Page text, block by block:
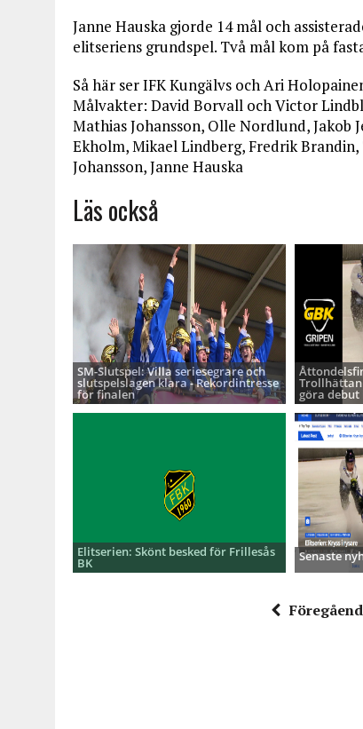
Janne Hauska gjorde 14 mål och
elitseriens grundspel. Två mål kom på
Så här ser IFK Kungälvs och Ari
Målvakter: David Borvall och Victor
Mathias Johansson, Olle Nordlund,
Ekholm, Mikael Lindberg, Fredrik
Johansson, Janne Hauska
Läs också
SM-Slutspel: Villa seriesegrare och
slutspelslagen klara - Rekordintresse
för finalen
Trollhättan
göra debut
Elitserien: Skönt besked för Frillesås
BK Senaste